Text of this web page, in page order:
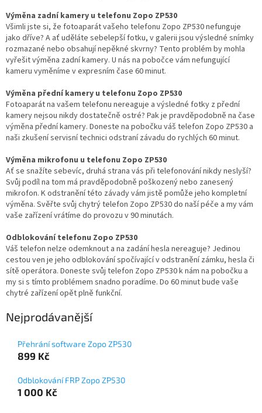
Výměna zadní kamery u telefonu Zopo ZP530
Všimli jste si, že fotoaparát vašeho telefonu Zopo ZP530 nefunguje
jako dříve? A ať uděláte sebelepší fotku, v galerii jsou výsledné snímky
rozmazané nebo obsahují nepěkné skvrny? Tento problém by mohla
vyřešit výměna zadní kamery. U nás na pobočce vám nefungující
kameru vyměníme v expresním čase 60 minut.
Výměna přední kamery u telefonu Zopo ZP530
Fotoaparát na vašem telefonu nereaguje a výsledné fotky z přední
kamery nejsou nikdy dostatečně ostré? Pak je pravděpodobně na čase
výměna přední kamery. Doneste na pobočku váš telefon Zopo ZP530 a
naši zkušení servisní technici odstraní závadu do rychlých 60 minut.
Výměna mikrofonu u telefonu Zopo ZP530
Ať se snažíte sebevíc, druhá strana vás při telefonování nikdy neslyší?
Svůj podíl na tom má pravděpodobně poškozený nebo zanesený
mikrofon. K odstranění této závady vám jistě pomůže jeho kompletní
výměna. Svěřte svůj chytrý telefon Zopo ZP530 do naší péče a my vám
vaše zařízení vrátíme do provozu v 90 minutách.
Odblokování telefonu Zopo ZP530
Váš telefon nelze odemknout a na zadání hesla nereaguje? Jedinou
cestou ven je jeho odblokování spočívající v odstranění zámku, hesla či
sítě operátora. Doneste svůj telefon Zopo ZP530 k nám na pobočku a
my si s tímto problémem snadno poradíme. Do 60 minut bude vaše
chytré zařízení opět plně funkční.
Nejprodávanější
Přehrání software Zopo ZP530
899 Kč
Odblokování FRP Zopo ZP530
1 000 Kč